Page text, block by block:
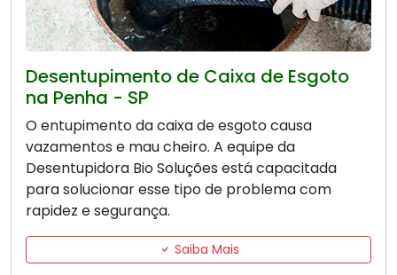
Desentupimento de Caixa de Esgoto
na Penha - SP
O entupimento da caixa de esgoto causa
vazamentos e mau cheiro. A equipe da
Desentupidora Bio Soluções está capacitada
para solucionar esse tipo de problema com
rapidez e segurança.
Saiba Mais